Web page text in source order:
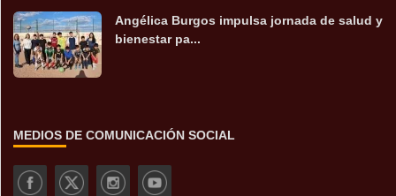
Angélica Burgos impulsa jornada de salud y
bienestar pa...
MEDIOS DE COMUNICACIÓN SOCIAL